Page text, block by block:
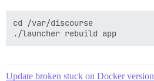
cd /var/discourse
Update broken stuck on Docker version